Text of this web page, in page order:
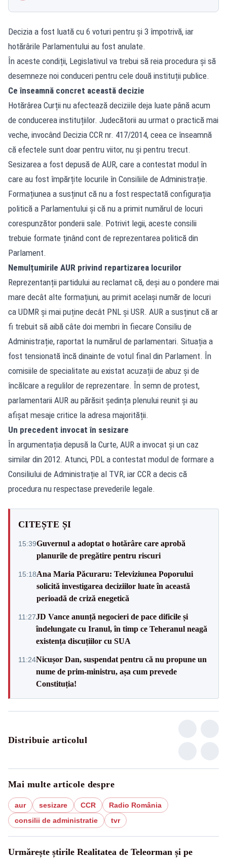
Decizia a fost luată cu 6 voturi pentru și 3 împotrivă, iar
hotărârile Parlamentului au fost anulate.
În aceste condiții, Legislativul va trebui să reia procedura și să
desemneze noi conduceri pentru cele două instituții publice.
Ce înseamnă concret această decizie
Hotărârea Curții nu afectează deciziile deja luate până acum
de conducerea instituțiilor. Judecătorii au urmat o practică mai
veche, invocând Decizia CCR nr. 417/2014, ceea ce înseamnă
că efectele sunt doar pentru viitor, nu și pentru trecut.
Sesizarea a fost depusă de AUR, care a contestat modul în
care au fost împărțite locurile în Consiliile de Administrație.
Formațiunea a susținut că nu a fost respectată configurația
politică a Parlamentului și că nu a primit numărul de locuri
corespunzător ponderii sale. Potrivit legii, aceste consilii
trebuie formate ținând cont de reprezentarea politică din
Parlament.
Nemulțumirile AUR privind repartizarea locurilor
Reprezentanții partidului au reclamat că, deși au o pondere mai
mare decât alte formațiuni, au primit același număr de locuri
ca UDMR și mai puține decât PNL și USR. AUR a susținut că ar
fi trebuit să aibă câte doi membri în fiecare Consiliu de
Administrație, raportat la numărul de parlamentari. Situația a
fost tensionată încă dinainte de votul final din Parlament. În
comisiile de specialitate au existat acuzații de abuz și de
încălcare a regulilor de reprezentare. În semn de protest,
parlamentarii AUR au părăsit ședința plenului reunit și au
afișat mesaje critice la adresa majorității.
Un precedent invocat în sesizare
În argumentația depusă la Curte, AUR a invocat și un caz
similar din 2012. Atunci, PDL a contestat modul de formare a
Consiliului de Administrație al TVR, iar CCR a decis că
procedura nu respectase prevederile legale.
CITEȘTE ȘI
15:39Guvernul a adoptat o hotărâre care aprobă
planurile de pregătire pentru riscuri
15:18Ana Maria Păcuraru: Televiziunea Poporului
solicită investigarea deciziilor luate în această
perioadă de criză enegetică
11:27JD Vance anunță negocieri de pace dificile și
îndelungate cu Iranul, în timp ce Teheranul neagă
existența discuțiilor cu SUA
11:24Nicușor Dan, suspendat pentru că nu propune un
nume de prim-ministru, așa cum prevede
Constituția!
Distribuie articolul
Mai multe articole despre
aur sesizare CCR
Radio România
consilii de administratie
tvr
Urmărește știrile Realitatea de Teleorman și pe